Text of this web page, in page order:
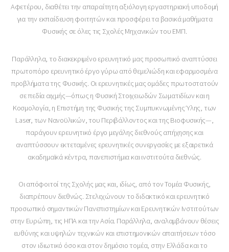
Αφετέρου, διαθέτει την απαραίτητη αξιόλογη εργαστηριακή υποδομή
για την εκπαίδευση φοιτητών και προσφέρει τα βασικά μαθήματα
Φυσικής σε όλες τις Σχολές Μηχανικών του ΕΜΠ.
Παράλληλα, το διακεκριμένο ερευνητικό μας προσωπικό αναπτύσσει
πρωτοπόρο ερευνητικό έργο γύρω από θεμελιώδη και εφαρμοσμένα
προβλήματα της Φυσικής. Οι ερευνητικές μας ομάδες πρωτοστατούν
σε πεδία αιχμής—όπως η Φυσική Στοιχειωδών Σωματιδίων και η
Κοσμολογία, η Επιστήμη της Φυσικής της Συμπυκνωμένης Ύλης, των
Laser, των Νανοϋλικών, του Περιβάλλοντος και της Βιοφυσικής—,
παράγουν ερευνητικό έργο μεγάλης διεθνούς απήχησης και
αναπτύσσουν εκτεταμένες ερευνητικές συνεργασίες με εξαιρετικά
ακαδημαϊκά κέντρα, πανεπιστήμια και ινστιτούτα διεθνώς.
Οι απόφοιτοί της Σχολής μας και, ιδίως, από τον Τομέα Φυσικής,
διαπρέπουν διεθνώς. Στελεχώνουν το διδακτικό και ερευνητικό
προσωπικό σημαντικών Πανεπιστημίων και Ερευνητικών Ινστιτούτων
στην Ευρώπη, τις ΗΠΑ και την Ασία. Παράλληλα, αναλαμβάνουν θέσεις
ευθύνης και υψηλών τεχνικών και επιστημονικών απαιτήσεων τόσο
στον ιδιωτικό όσο και στον δημόσιο τομέα, στην Ελλάδα και το